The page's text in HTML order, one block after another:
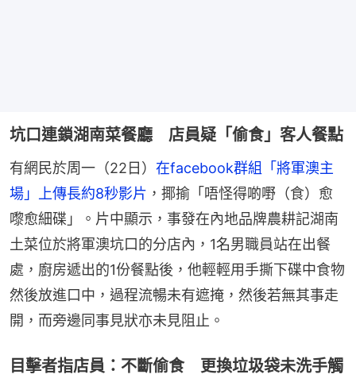
坑口連鎖湖南菜餐廳 店員疑「偷食」客人餐點
有網民於周一（22日） 在facebook群組「將軍澳主
場」上傳長約8秒影片 ，揶揄「唔怪得啲嘢（食）愈
嚟愈細碟」。片中顯示，事發在內地品牌農耕記湖南
土菜位於將軍澳坑口的分店內，1名男職員站在出餐
處，廚房遞出的1份餐點後，他輕輕用手撕下碟中食物
然後放進口中，過程流暢未有遮掩，然後若無其事走
開，而旁邊同事見狀亦未見阻止。
目擊者指店員：不斷偷食 更換垃圾袋未洗手觸